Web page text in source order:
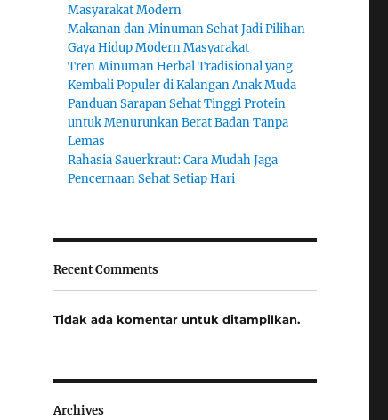
Masyarakat Modern
Makanan dan Minuman Sehat Jadi Pilihan
Gaya Hidup Modern Masyarakat
Tren Minuman Herbal Tradisional yang
Kembali Populer di Kalangan Anak Muda
Panduan Sarapan Sehat Tinggi Protein
untuk Menurunkan Berat Badan Tanpa
Lemas
Rahasia Sauerkraut: Cara Mudah Jaga
Pencernaan Sehat Setiap Hari
Recent Comments
Tidak ada komentar untuk ditampilkan.
Archives